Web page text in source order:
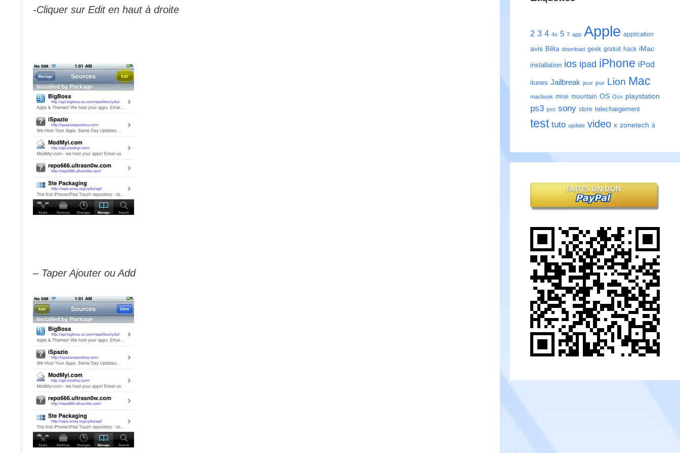
-Cliquer sur Edit en haut à droite
– Taper Ajouter ou Add
2 3 4 4s 5 7 app Apple application
avis Bêta download geek gratuit hack iMac
installation ios ipad iPhone iPod
itunes Jailbreak jeux jour Lion Mac
macbook mise mountain OS Osx playstation
ps3 psn sony store telechargement
test tuto update video x zonetech à